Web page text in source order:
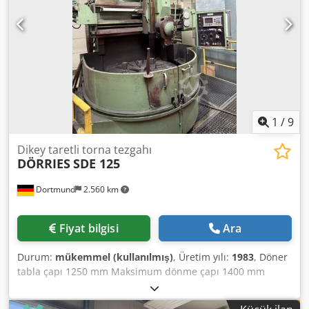
1 /9
Dortmund 2.560 km
Dikey taretli torna tezgahı
DÖRRIESSDE 125
Fiyat bilgisi Ara
Durum: mükemmel (kullanılmış), Üretim yılı: 1983, Döner
tabla çapı 1250 mm Maksimum dönme çapı 1400 mm
Maksimum dönme yüksekliği 1160 mm Maksimum sürgü
stroku, dikey / yatay 755 / 840 mm Masa yük kapasitesi